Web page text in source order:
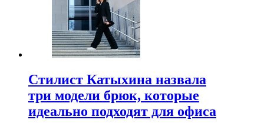
Стилист Катыхина назвала
три модели брюк, которые
идеально подходят для офиса